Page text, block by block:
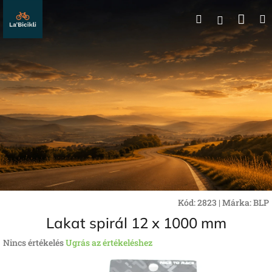
tartalomhoz
Keresés
Kód:2823 | Márka:BLP
Lakat spirál 12 x 1000 mm
A
Nincs értékelésUgrás az értékeléshez